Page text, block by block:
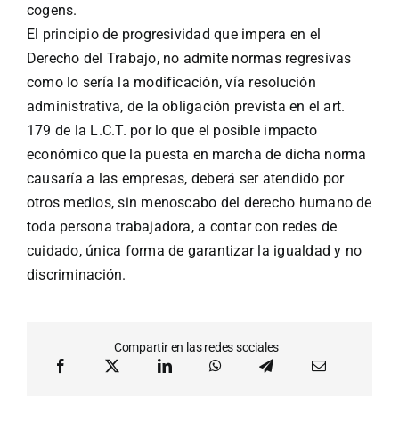
cogens.
El principio de progresividad que impera en el
Derecho del Trabajo, no admite normas regresivas
como lo sería la modificación, vía resolución
administrativa, de la obligación prevista en el art.
179 de la L.C.T. por lo que el posible impacto
económico que la puesta en marcha de dicha norma
causaría a las empresas, deberá ser atendido por
otros medios, sin menoscabo del derecho humano de
toda persona trabajadora, a contar con redes de
cuidado, única forma de garantizar la igualdad y no
discriminación.
Compartir en las redes sociales